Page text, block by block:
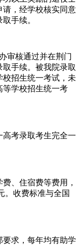
请，经学校核实同意
手续。
审核通过并在荆门
手续。被我院录取
校招生统一考试，未
等学校招生统一考
考录取考生完全一
、住宿费等费用，
。收费标准与全国
求，每年均有助学